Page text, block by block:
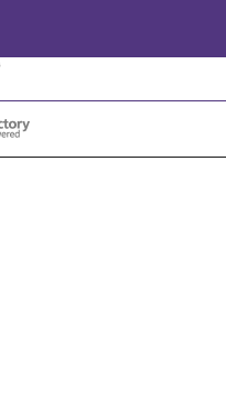
mit
Shop